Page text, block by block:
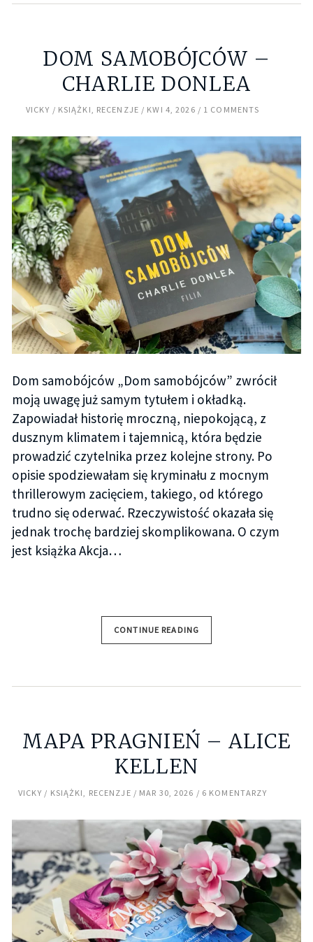
DOM SAMOBÓJCÓW –
CHARLIE DONLEA
VICKY KSIĄŻKI, RECENZJE KWI 4, 2026 1 COMMENTS
Dom samobójców „Dom samobójców” zwrócił
moją uwagę już samym tytułem i okładką.
Zapowiadał historię mroczną, niepokojącą, z
dusznym klimatem i tajemnicą, która będzie
prowadzić czytelnika przez kolejne strony. Po
opisie spodziewałam się kryminału z mocnym
thrillerowym zacięciem, takiego, od którego
trudno się oderwać. Rzeczywistość okazała się
jednak trochę bardziej skomplikowana. O czym
jest książka Akcja…
CONTINUE READING
MAPA PRAGNIEŃ – ALICE
KELLEN
VICKY KSIĄŻKI RECENZJE MAR 30, 2026 6 KOMENTARZY